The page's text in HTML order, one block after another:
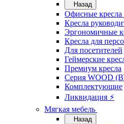
Назад
Офисные кресла
Кресла
Эргономичные
Кресла для
Для посетителей
Геймерские
Премиум кресла
Серия WOOD
Комплектующие
Ликвидация ⚡
Мягкая мебель
Назад